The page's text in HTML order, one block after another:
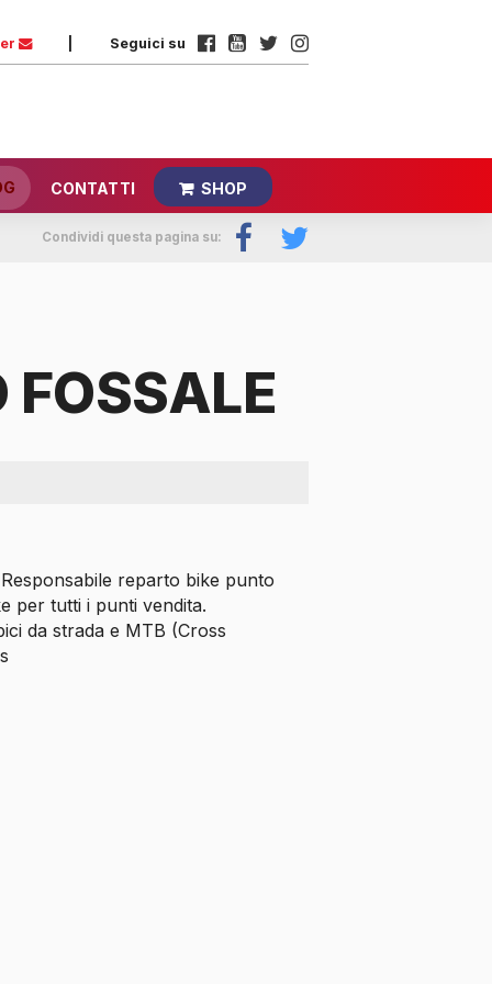
Seguici su
CONTATTI SHOP
Condividi questa pagina su:
reparto bike punto
per tutti i punti vendita.
da strada e MTB (Cross